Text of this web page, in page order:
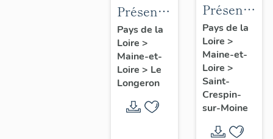
Présentation
du
patrimoine
industriel
de la
commune
du
Pays de la
Loire >
Maine-et-
Loire > Le
Longeron
du
patrimoine
industriel
de la
commune
de Saint-
Crespin-
Pays de la
Loire >
Maine-et-
Loire >
Saint-
Crespin-
sur-Moine